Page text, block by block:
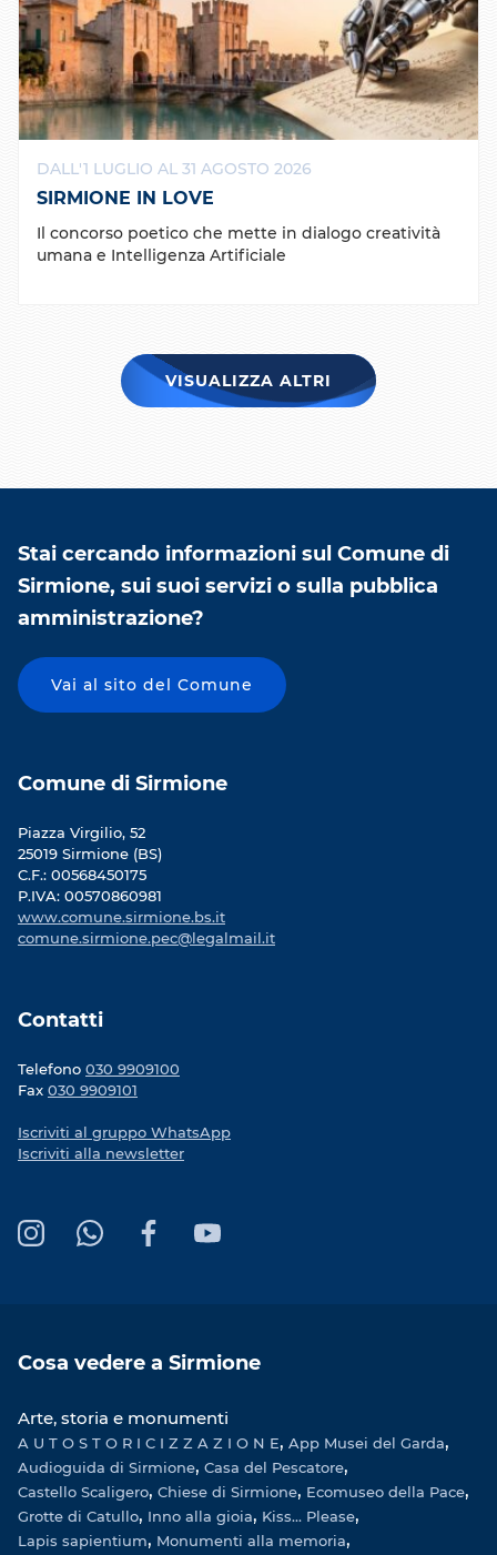
DALL'1 LUGLIO AL 31 AGOSTO 2026
SIRMIONE IN LOVE
Il concorso poetico che mette in dialogo creatività
umana e Intelligenza Artificiale
VISUALIZZA ALTRI
Stai cercando informazioni sul Comune di
Sirmione, sui suoi servizi o sulla pubblica
amministrazione?
Vai al sito del Comune
Comune di Sirmione
Piazza Virgilio, 52
25019 Sirmione (BS)
C.F.: 00568450175
P.IVA: 00570860981
www.comune.sirmione.bs.it
comune.sirmione.pec@legalmail.it
Contatti
Telefono 030 9909100
Fax 030 9909101
Iscriviti al gruppo WhatsApp
Iscriviti alla newsletter
I
g
a
m
W
A
p
o
k
Y
b
Cosa vedere a Sirmione
Arte, storia e monumenti
A U T O S T O R I C I Z Z A Z I O N E App Musei del Garda
Audioguida di Sirmione Casa del Pescatore
Castello Scaligero Chiese di Sirmione Ecomuseo della Pace
Grotte di Catullo Inno alla gioia
Kiss... Please
Lapis sapientium
Monumenti alla memoria